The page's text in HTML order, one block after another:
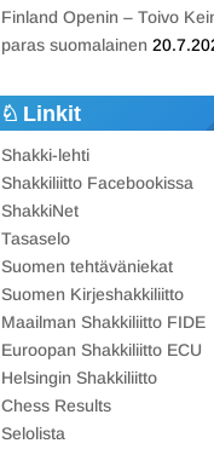
Finland Openin – Toivo
paras suomalainen
Linkit
Shakki-lehti
Shakkiliitto Facebookissa
ShakkiNet
Tasaselo
Suomen tehtäväniekat
Suomen Kirjeshakkiliitto
Maailman Shakkiliitto FIDE
Euroopan Shakkiliitto ECU
Helsingin Shakkiliitto
Chess Results
Selolista